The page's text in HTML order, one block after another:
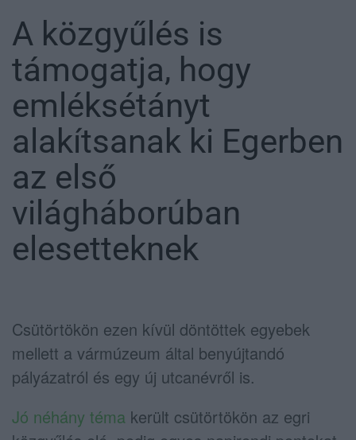
A közgyűlés is
támogatja, hogy
emléksétányt
alakítsanak ki Egerben
az első
világháborúban
elesetteknek
Csütörtökön ezen kívül döntöttek egyebek
mellett a vármúzeum által benyújtandó
pályázatról és egy új utcanévről is.
Jó néhány téma került csütörtökön az egri